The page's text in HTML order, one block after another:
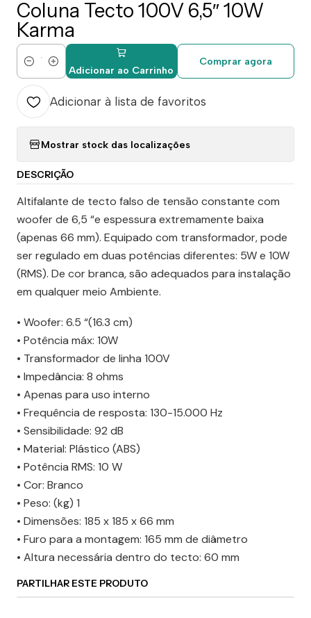
Coluna Tecto 100V 6,5″ 10W
Karma
QuantidadeAdicionar ao Carrinho
Comprar agora
Adicionar à lista de favoritos
Mostrar stock das localizações
DESCRIÇÃO
Altifalante de tecto falso de tensão constante com
woofer de 6,5 “e espessura extremamente baixa
(apenas 66 mm). Equipado com transformador, pode
ser regulado em duas potências diferentes: 5W e 10W
(RMS). De cor branca, são adequados para instalação
em qualquer meio Ambiente.
• Woofer: 6.5 “(16.3 cm)
• Potência máx: 10W
• Transformador de linha 100V
• Impedância: 8 ohms
• Apenas para uso interno
• Frequência de resposta: 130-15.000 Hz
• Sensibilidade: 92 dB
• Material: Plástico (ABS)
• Potência RMS: 10 W
• Cor: Branco
• Peso: (kg) 1
• Dimensões: 185 x 185 x 66 mm
• Furo para a montagem: 165 mm de diâmetro
• Altura necessária dentro do tecto: 60 mm
PARTILHAR ESTE PRODUTO